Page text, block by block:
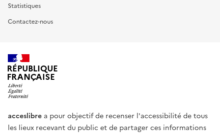
Statistiques
Contactez-nous
RÉPUBLIQUE
FRANÇAISE
acceslibre a pour objectif de recenser l'accessibilité de tous
les lieux recevant du public et de partager ces informations